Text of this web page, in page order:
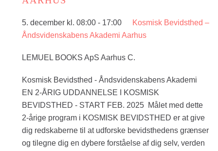
5. december kl. 08:00 - 17:00
Kosmisk Bevidsthed –
Åndsvidenskabens Akademi Aarhus
LEMUEL BOOKS ApS Aarhus C.
Kosmisk Bevidsthed - Åndsvidenskabens Akademi
EN 2-ÅRIG UDDANNELSE I KOSMISK
BEVIDSTHED - START FEB. 2025 Målet med dette
2-årige program i KOSMISK BEVIDSTHED er at give
dig redskaberne til at udforske bevidsthedens grænser
og tilegne dig en dybere forståelse af dig selv, verden